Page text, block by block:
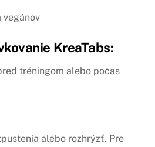
vegánov
KreaTabs:
tréningom alebo počas
alebo rozhrýzť. Pre